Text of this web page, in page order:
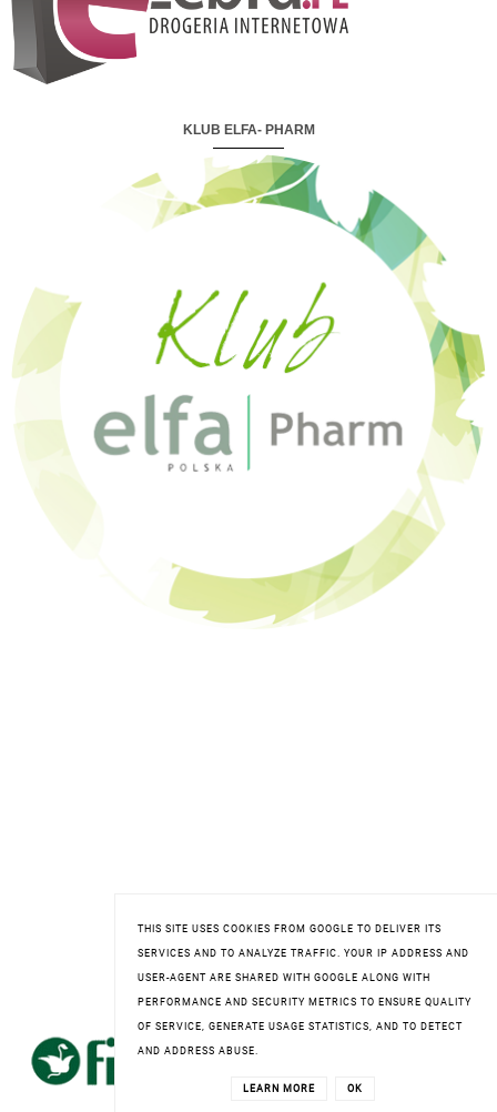
KLUB ELFA- PHARM
FITOMED
THIS SITE USES COOKIES FROM GOOGLE TO DELIVER ITS
SERVICES AND TO ANALYZE TRAFFIC. YOUR IP ADDRESS AND
USER-AGENT ARE SHARED WITH GOOGLE ALONG WITH
PERFORMANCE AND SECURITY METRICS TO ENSURE QUALITY
OF SERVICE, GENERATE USAGE STATISTICS, AND TO DETECT
AND ADDRESS ABUSE.
LEARN MORE OK